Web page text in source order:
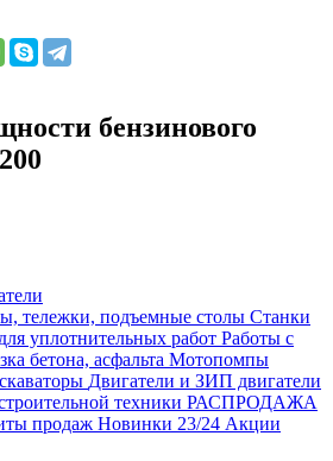
бензинового
тележки, подъемные столы Станки
уплотнительных работ Работы с
бетона, асфальта Мотопомпы
Двигатели и ЗИП двигатели
техники РАСПРОДАЖА
продаж Новинки 23/24 Акции